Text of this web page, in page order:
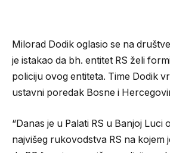
Milorad Dodik oglasio se na
je istakao da bh. entitet RS želi
policiju ovog entiteta. Time Dodik
ustavni poredak Bosne i
“Danas je u Palati RS u Banjoj Luci
najvišeg rukovodstva RS na kojem